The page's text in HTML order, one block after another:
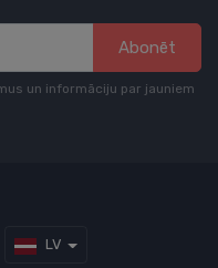
Abonēt
un informāciju par jauniem
LV